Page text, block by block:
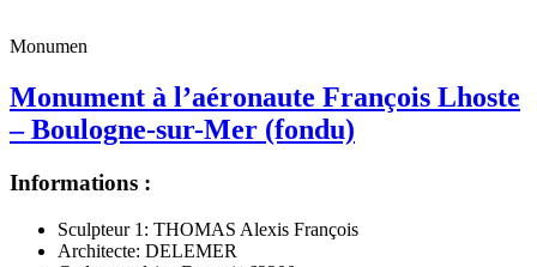
Monumen
Monument à l’aéronaute François Lhoste
– Boulogne-sur-Mer (fondu)
Informations :
Sculpteur 1: THOMAS Alexis François
Architecte: DELEMER